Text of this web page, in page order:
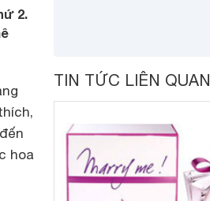
2.
hoa
TIN TỨC LIÊN QUAN